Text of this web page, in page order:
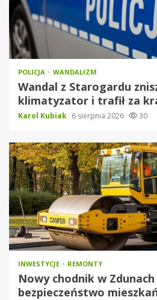
POLICJA WANDALIZM
Wandal z Starogardu
klimatyzator i trafił za
Karol Kubiak 6 sierpnia 2026 30
INWESTYCJE REMONTY
Nowy chodnik w
bezpieczeństwo